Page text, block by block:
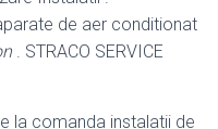
de aer conditionat
. STRACO SERVICE
la comanda instalatii de